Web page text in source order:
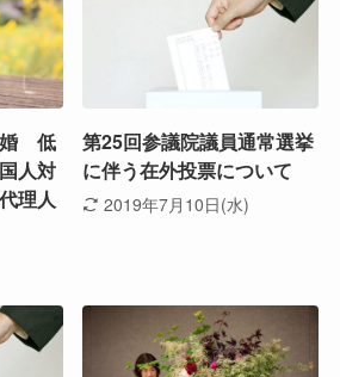
婚 低
人対
理人
第25回参議院議員通常選挙
に伴う在外投票について
2019年7月10日(水)